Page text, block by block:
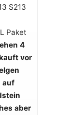
S213
Paket
4
vor
auf
aber